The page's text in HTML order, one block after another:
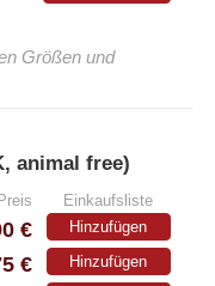
Größen und
animal free)
Preis Einkaufsliste
€ Hinzufügen
€ Hinzufügen